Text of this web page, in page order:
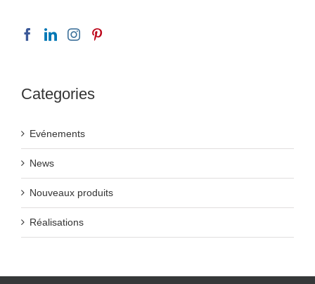
Categories
Evénements
News
Nouveaux produits
Réalisations